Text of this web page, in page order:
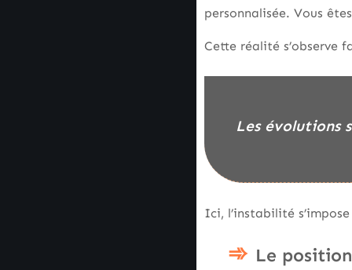
personnalisée. Vous
Cette réalité s’observe
Les
Ici, l’instabilité
Le